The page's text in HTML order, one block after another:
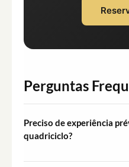
Perguntas
Preciso de experiência
quadriciclo?